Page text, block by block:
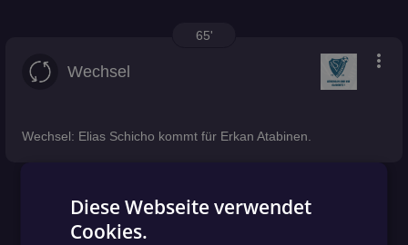
65'
Wechsel more_vert
Wechsel: Elias Schicho kommt für Erkan Atabinen.
Diese Webseite verwendet
Cookies.